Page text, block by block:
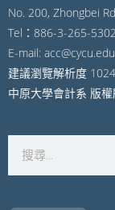
No. 200, Zhongbei
Tel：886-3-265-
E-mail:
建議瀏覽解析度
中原大學會計系 版